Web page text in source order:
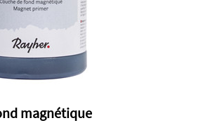
magnétique